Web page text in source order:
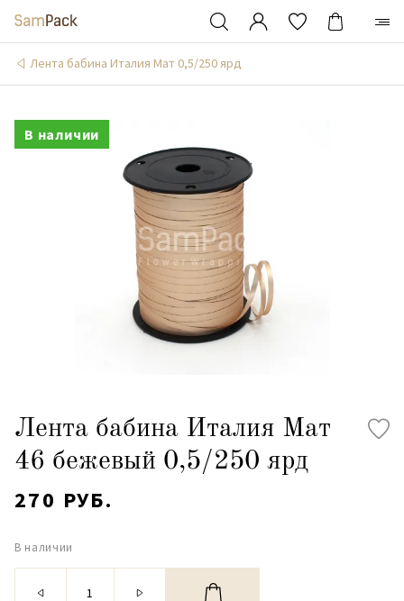
Лента бабина Италия Мат 0,5/250 ярд
В наличии
Лента бабина Италия Мат
46 бежевый 0,5/250 ярд
270 РУБ.
В наличии